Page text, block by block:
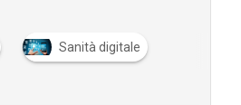
Sanità digitale